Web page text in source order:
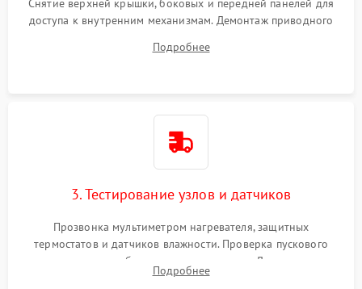
Снятие верхней крышки, боковых и передней панелей для
доступа к внутренним механизмам. Демонтаж приводного
Обеспечение свободного доступа к ТЭНу, компрессору,
Подробнее
3. Тестирование узлов и датчиков
Прозвонка мультиметром нагревателя, защитных
термостатов и датчиков влажности. Проверка пускового
конденсатора, обмоток мотора и помпы. Для машин с
тепловым насосом — диагностика работы компрессора и
Подробнее